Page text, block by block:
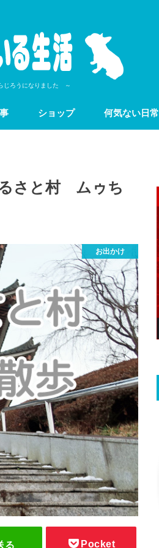
じろうになりました ～
ショップ 何気ない日常
るさと村 ムゥち
お出かけ
る Pocket